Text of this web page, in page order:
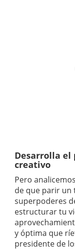
Desarrolla
creativo
Pero
de que parir
superpoderes
estructurar tu
y óptima que
presidente de